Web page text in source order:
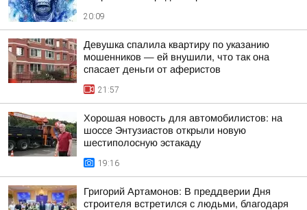
20:09
Девушка спалила квартиру по указанию
мошенников — ей внушили, что так она
спасает деньги от аферистов
21:57
Хорошая новость для автомобилистов: на
шоссе Энтузиастов открыли новую
шестиполосную эстакаду
19:16
Григорий Артамонов: В преддверии Дня
строителя встретился с людьми, благодаря